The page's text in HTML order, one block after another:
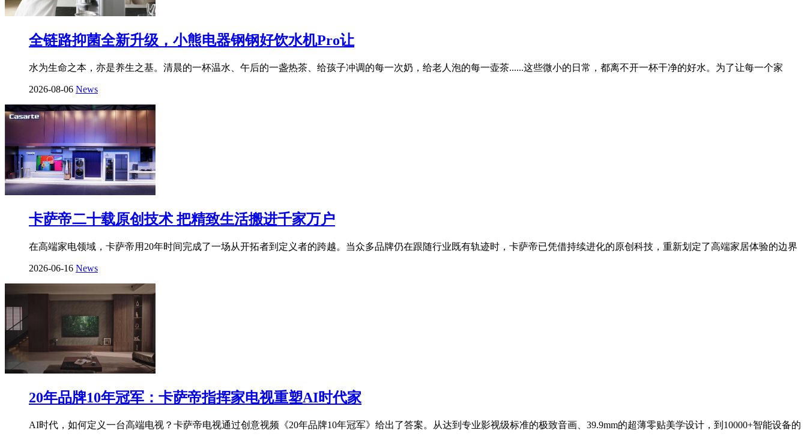
全链路抑菌全新升级，小熊电器钢钢好饮水机Pro让
水为生命之本，亦是养生之基。清晨的一杯温水、午后的一盏热茶、给孩子冲调的每一次奶，给老人泡的每一壶茶......这些微小的日常，都离不开一杯干净的好水。为了让每一个家
2026-08-06 News
卡萨帝二十载原创技术 把精致生活搬进千家万户
在高端家电领域，卡萨帝用20年时间完成了一场从开拓者到定义者的跨越。当众多品牌仍在跟随行业既有轨迹时，卡萨帝已凭借持续进化的原创科技，重新划定了高端家居体验的边界
2026-06-16 News
20年品牌10年冠军：卡萨帝指挥家电视重塑AI时代家
AI时代，如何定义一台高端电视？卡萨帝电视通过创意视频《20年品牌10年冠军》给出了答案。从达到专业影视级标准的极致音画、39.9mm的超薄零贴美学设计，到10000+智能设备的